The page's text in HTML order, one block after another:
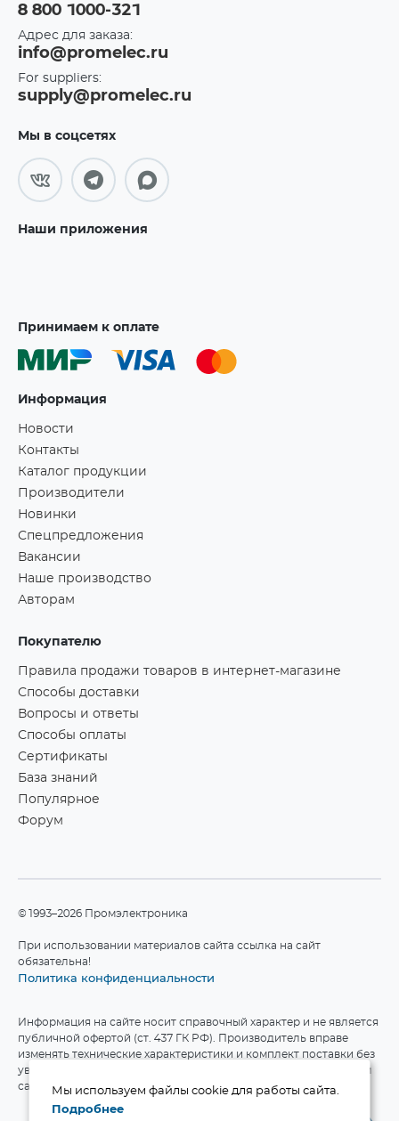
8 800 1000-321
Адрес для заказа:
info@promelec.ru
For suppliers:
supply@promelec.ru
Мы в соцсетях
Наши приложения
Принимаем к оплате
Информация
Новости
Контакты
Каталог продукции
Производители
Новинки
Спецпредложения
Вакансии
Наше производство
Авторам
Покупателю
Правила продажи товаров в интернет-магазине
Способы доставки
Вопросы и ответы
Способы оплаты
Сертификаты
База знаний
Популярное
Форум
©1993–2026 Промэлектроника
При использовании материалов сайта ссылка на сайт
обязательна!
Политика конфиденциальности
Информация на сайте носит справочный характер и не является
публичной офертой (ст. 437 ГК РФ). Производитель вправе
изменять технические характеристики и комплект поставки без
уведомления. Актуальные данные приведены на официальном
сайте производителя.
Мы используем файлы cookie для работы сайта.
Подробнее